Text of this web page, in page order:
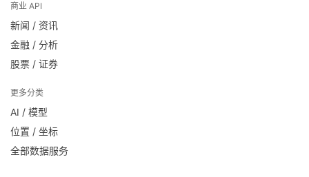
商业 API
新闻 / 资讯
金融 / 分析
股票 / 证券
更多分类
AI / 模型
位置 / 坐标
全部数据服务